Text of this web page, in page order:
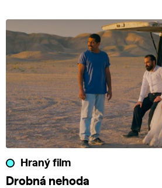
Hraný film
Drobná nehoda